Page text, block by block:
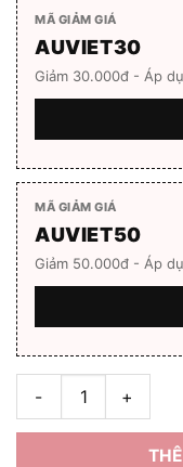
MÃ GIẢM GIÁ
AUVIET30
Giảm 30.000đ - Áp
MÃ GIẢM GIÁ
AUVIET50
Giảm 50.000đ - Áp
Kính bơi Balance -